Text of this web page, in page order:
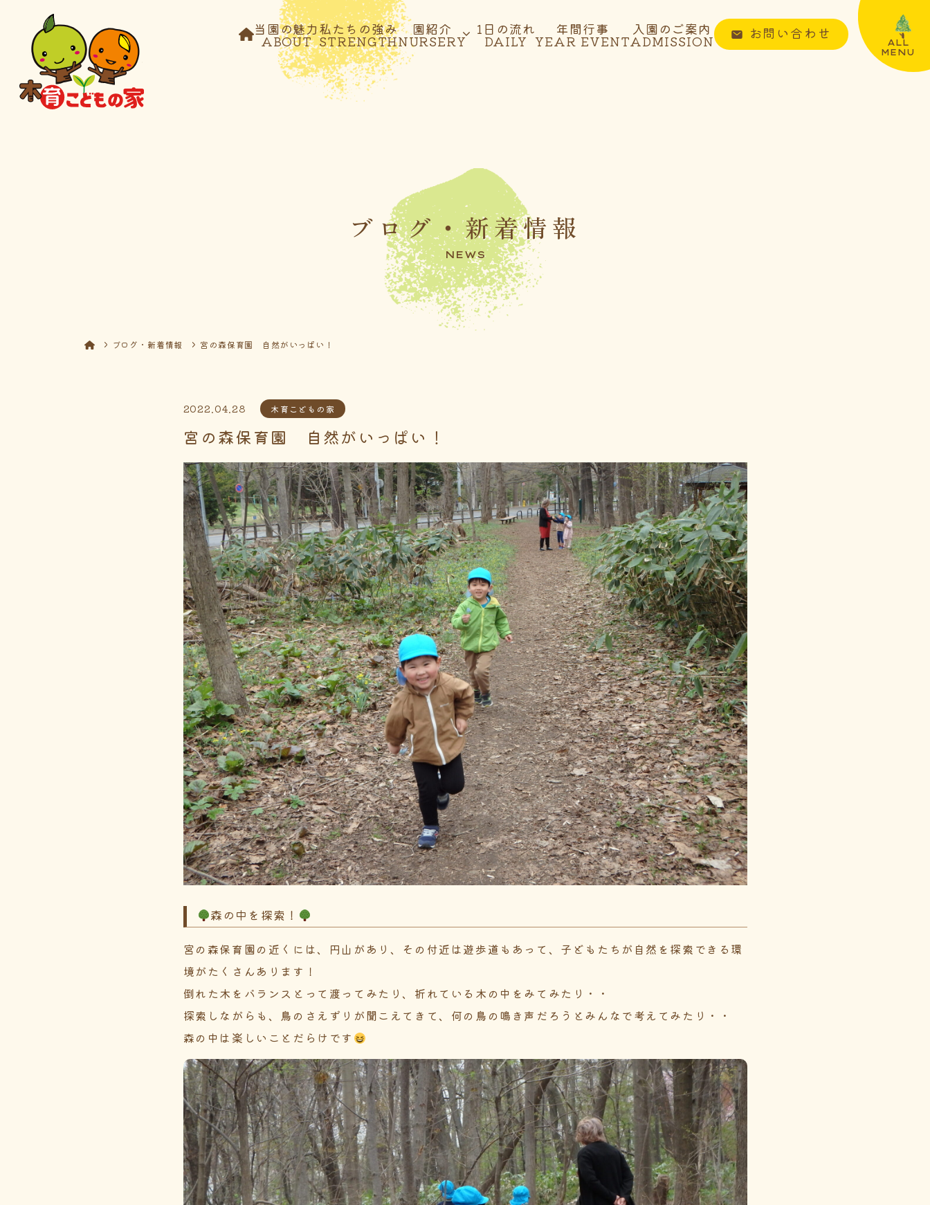
ALL
MENU
当園の魅力
ABOUT
私たちの強み
STRENGTH
園紹介
NURSERY
1日の流れ
DAILY
年間行事
YEAR EVENT
入園のご案内
ADMISSION お問い合わせ
ブログ・新着情報
NEWS
ブログ・新着情報 宮の森保育園 自然がいっぱい！
2022.04.28 木育こどもの家
宮の森保育園 自然がいっぱい！
森の中を探索！
宮の森保育園の近くには、円山があり、その付近は遊歩道もあって、子どもたちが自然を探索できる環
境がたくさんあります！
倒れた木をバランスとって渡ってみたり、折れている木の中をみてみたり・・
探索しながらも、鳥のさえずりが聞こえてきて、何の鳥の鳴き声だろうとみんなで考えてみたり・・
森の中は楽しいことだらけです